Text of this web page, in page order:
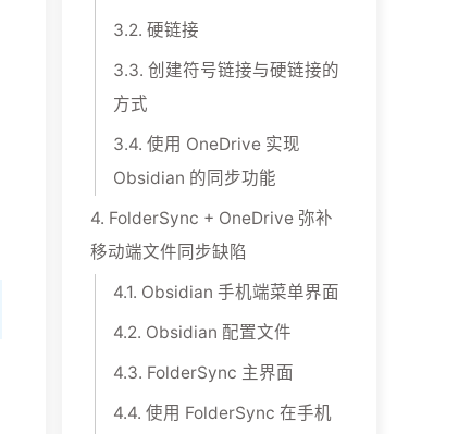
3.2. 硬链接
3.3. 创建符号链接与硬链接的
方式
3.4. 使用 OneDrive 实现
Obsidian 的同步功能
4. FolderSync + OneDrive 弥补
移动端文件同步缺陷
4.1. Obsidian 手机端菜单界面
4.2. Obsidian 配置文件
4.3. FolderSync 主界面
4.4. 使用 FolderSync 在手机